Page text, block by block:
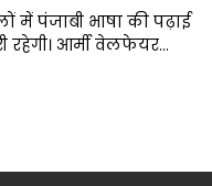
में पंजाबी भाषा की पढ़ाई
रहेगी। आर्मी वेलफेयर…